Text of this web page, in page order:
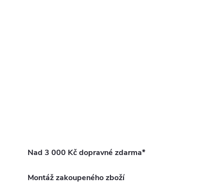
Nad 3 000 Kč dopravné zdarma*
Montáž zakoupeného zboží